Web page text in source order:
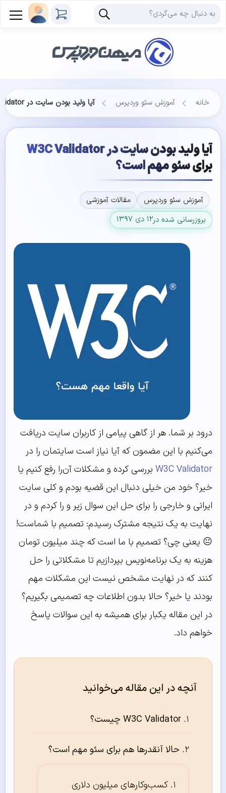
خانه آموزش سئو وردپرس آیا ولید بودن سایت در W3C Validator برای سئو مهم است؟
آیا ولید بودن سایت در W3C Validator
برای سئو مهم است؟
آموزش سئو وردپرس
مقالات آموزشی
بروزرسانی شده در۱۲ دی ۱۳۹۷
درود بر شما. هر از گاهی پیامی از کاربران سایت دریافت
می‌کنیم با این مضمون که آيا نیاز است سایتمان را در
W3C Validator بررسی کرده و مشکلات آن‌را رفع کنیم یا
خیر؟ خود من خیلی دنبال این قضیه بودم و کلی سایت
ایرانی و خارجی را برای حل این سوال زیر و را کردم و در
نهایت به یک نتیجه مشترک رسیدم: تصمیم با شماست!
😐 یعنی چی؟ تصمیم با ما است که چند میلیون تومان
هزینه به یک برنامه‌نویس بپردازیم تا مشکلاتی را حل
کنند که در نهایت مشخص نیست این مشکلات مهم
بودند یا خیر؟ حالا بدون اطلاعات چه تصمیمی بگیریم؟
در این مقاله یکبار برای همیشه به این سوالات پاسخ
خواهم داد.
آنچه در این مقاله می‌خوانید
W3C Validator چیست؟
حالا آنقدر‌ها هم برای سئو مهم است؟
کسب‌و‌کارهای میلیون دلاری